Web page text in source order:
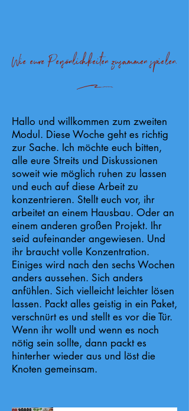
Wie eure Persönlichkeiten zusammen spielen.
k
Hallo und willkommen zum zweiten
Modul. Diese Woche geht es richtig
zur Sache. Ich möchte euch bitten,
alle eure Streits und Diskussionen
soweit wie möglich ruhen zu lassen
und euch auf diese Arbeit zu
konzentrieren. Stellt euch vor, ihr
arbeitet an einem Hausbau. Oder an
einem anderen großen Projekt. Ihr
seid aufeinander angewiesen. Und
ihr braucht volle Konzentration.
Einiges wird nach den sechs Wochen
anders aussehen. Sich anders
anfühlen. Sich vielleicht leichter lösen
lassen. Packt alles geistig in ein Paket,
verschnürt es und stellt es vor die Tür.
Wenn ihr wollt und wenn es noch
nötig sein sollte, dann packt es
hinterher wieder aus und löst die
Knoten gemeinsam.